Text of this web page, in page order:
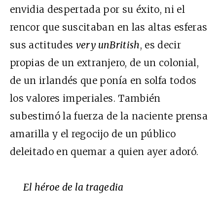
envidia despertada por su éxito, ni el
rencor que suscitaban en las altas esferas
sus actitudes very unBritish, es decir
propias de un extranjero, de un colonial,
de un irlandés que ponía en solfa todos
los valores imperiales. También
subestimó la fuerza de la naciente prensa
amarilla y el regocijo de un público
deleitado en quemar a quien ayer adoró.
El héroe de la tragedia